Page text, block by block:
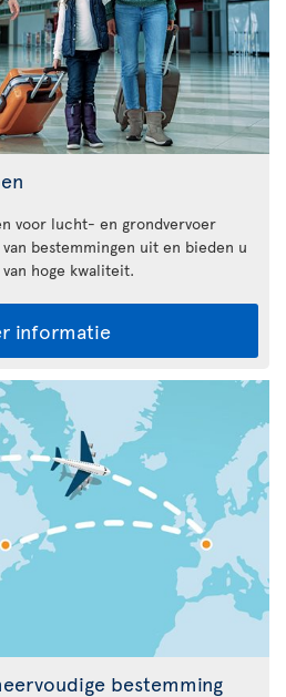
voor lucht- en grondvervoer
bestemmingen uit en bieden u
hoge kwaliteit.
informatie
bestemming